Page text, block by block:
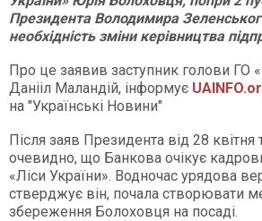
Президента Володимира
необхідність зміни керівництва
Про це заявив заступник голови ГО
Данііл Маландій, інформує
на "Українські Новини"
Після заяв Президента від 28 квітня
очевидно, що Банкова очікує
«Ліси України». Водночас урядова
стверджує він, почала створювати
збереження Болоховця на посаді.